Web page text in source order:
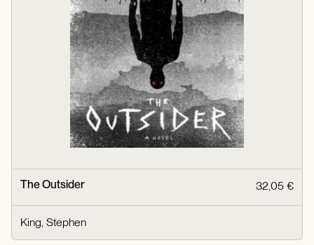
The Outsider 32,05 €
King, Stephen